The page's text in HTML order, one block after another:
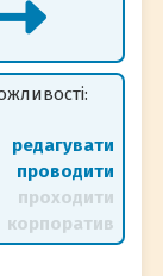
редагувати
проводити
проходити
корпоратив